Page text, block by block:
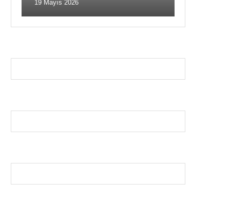
19 Mayıs 2026